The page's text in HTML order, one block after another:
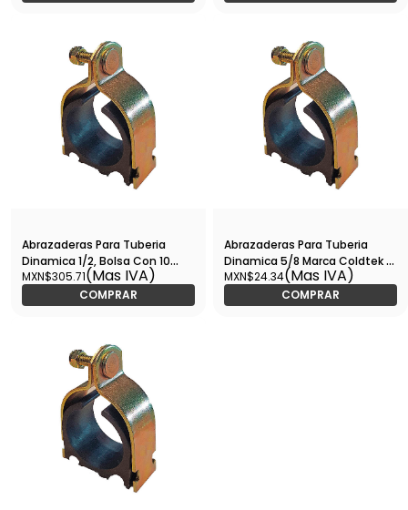
Abrazaderas Para Tuberia
Dinamica 1/2, Bolsa Con 10
Juegos de 4 Pzs - ABTUDI012
MXN$305.71(Mas IVA)
COMPRAR
Abrazaderas Para Tuberia
Dinamica 5/8 Marca Coldtek -
ABTUDI058
MXN$24.34(Mas IVA)
COMPRAR